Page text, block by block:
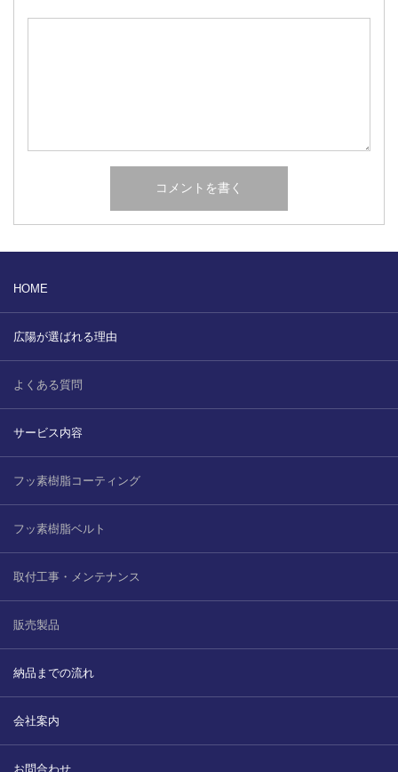
HOME
広陽が選ばれる理由
よくある質問
サービス内容
フッ素樹脂コーティング
フッ素樹脂ベルト
取付工事・メンテナンス
販売製品
納品までの流れ
会社案内
お問合わせ